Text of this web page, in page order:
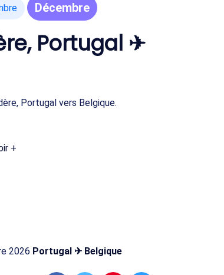
Décembre
Portugal ✈
Portugal vers Belgique.
+
2026 Portugal ✈ Belgique